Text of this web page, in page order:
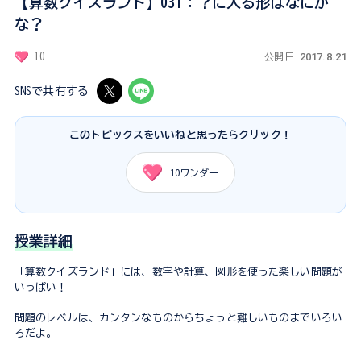
な？
10 公開日 2017.8.21
SNSで共有する
このトピックスをいいねと思ったらクリック！
10ワンダー
授業詳細
「算数クイズランド」には、数字や計算、図形を使った楽しい問題が
いっぱい！
問題のレベルは、カンタンなものからちょっと難しいものまでいろい
ろだよ。